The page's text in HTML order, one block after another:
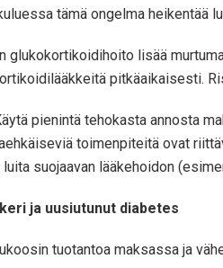
tämä ongelma heikentää
glukokortikoidihoito lisää
pitkäaikaisesti.
pienintä tehokasta annosta
toimenpiteitä ovat
suojaavan lääkehoidon
ja uusiutunut diabetes
tuotantoa maksassa ja